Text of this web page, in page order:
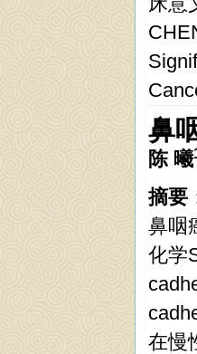
鼻
陈 曦
摘要
鼻咽
化学
在慢